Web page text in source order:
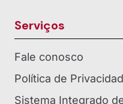
Serviços
Fale conosco
Política de
Sistema Integrado